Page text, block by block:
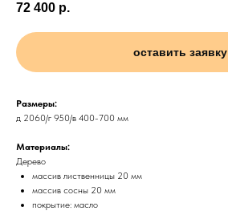
72 400 р.
оставить заявку
Размеры:
д 2060/г 950/в 400-700 мм
Материалы:
Дерево
массив лиственницы 20 мм
массив сосны 20 мм
покрытие: масло